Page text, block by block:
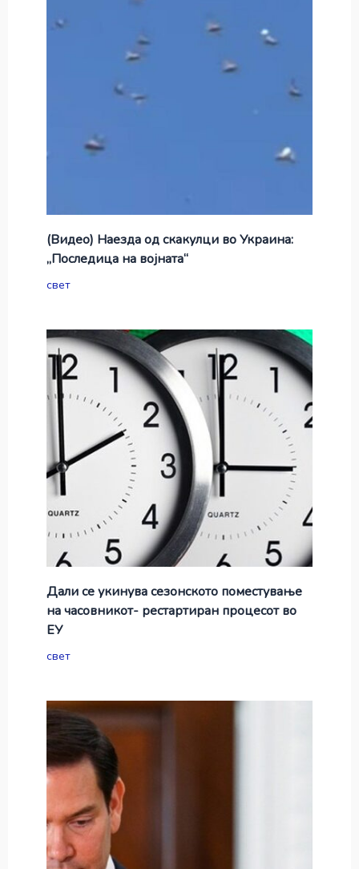
(Видео) Наезда од скакулци во Украина:
„Последица на војната“
свет
Дали се укинува сезонското поместување
на часовникот- рестартиран процесот во
ЕУ
свет